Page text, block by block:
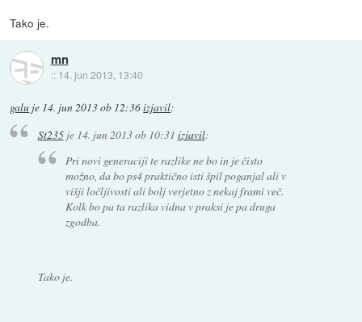
Tako je.
mn
:: 14. jun 2013, 13:40
galu je 14. jun 2013 ob 12:36izjavil:
St235je 14. jun 2013 ob 10:31 izjavil:
Pri novi generaciji te razlike ne bo in je čisto
možno, da bo ps4 praktično isti špil poganjal ali v
višji ločljivosti ali bolj verjetno z nekaj frami več.
Kolk bo pa ta razlika vidna v praksi je pa druga
zgodba.
Tako je.